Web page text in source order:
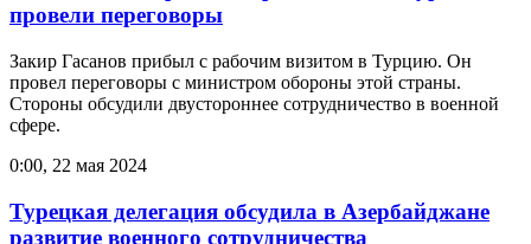
провели переговоры
Закир Гасанов прибыл с рабочим визитом в Турцию. Он
провел переговоры с министром обороны этой страны.
Стороны обсудили двустороннее сотрудничество в военной
сфере.
0:00, 22 мая 2024
Турецкая делегация обсудила в Азербайджане
развитие военного сотрудничества